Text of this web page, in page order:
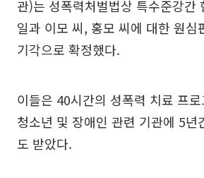
관)는 성폭력처벌법상 특수준강간
일과 이모 씨, 홍모 씨에 대한 원심
기각으로 확정했다.
이들은 40시간의 성폭력 치료 프
청소년 및 장애인 관련 기관에 5년
도 받았다.